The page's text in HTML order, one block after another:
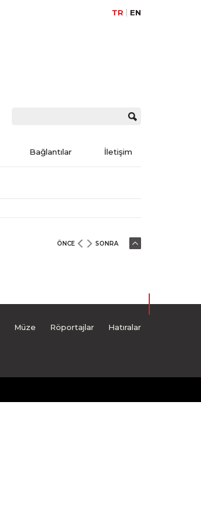
TR EN
Bağlantılar İletişim
ÖNCE SONRA
Müze Röportajlar Hatıralar